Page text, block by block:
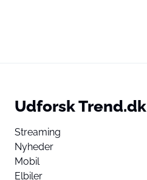
Udforsk Trend.dk
Streaming
Nyheder
Mobil
Elbiler